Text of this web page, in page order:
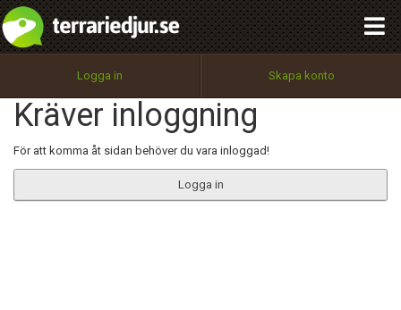
Logga in Skapa konto
Kräver inloggning
För att komma åt sidan behöver du vara inloggad!
Logga in
Utför
100%
OK
integritetspolicy
Namn:
Epost:
Begär nytt lösenord
Tillbaka till förstasidan